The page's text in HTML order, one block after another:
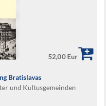
52,00 Eur
Bratislavas
und Kultusgemeinden